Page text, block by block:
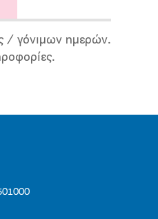
/ γόνιμων ημερών.